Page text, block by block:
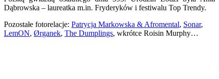
Link
Dąbrowska – laureatka m.in. Fryderyków i festiwalu Top Trendy.
Pozostałe fotorelacje: Patrycja Markowska & Afromental, Sonar,
LemON, Ørganek, The Dumplings, wkrótce Roisin Murphy…